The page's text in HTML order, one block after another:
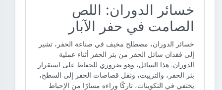
خسائر الدوران: اللص
الصامت في حفر الآبار
خسائر الدوران، مصطلح مخيف في صناعة الحفر، تشير
إلى فقدان سائل الحفر من بئر الحفر أثناء عملية
الدوران. هذا السائل، وهو ضروري للحفاظ على استقرار
بئر الحفر، والتزييت، ونقل قصاصات الحفر إلى السطح،
يختفي في التكوينات، تاركًا وراءه مسارًا من الإحباط